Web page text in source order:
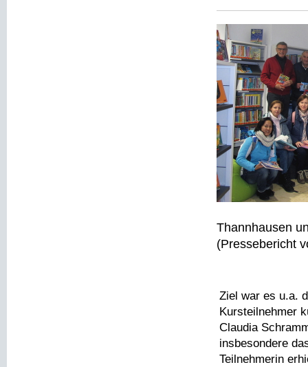
Thannhausen
(Pressebericht
Ziel war es u.a.
Kursteilnehmer
Claudia
insbesondere
Teilnehmerin